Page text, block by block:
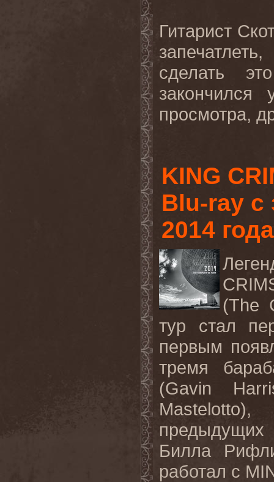
Гитарист
сделать
закончился
просмотра,
KING
Blu-ray с
2014 года
(The
тур стал
первым
тремя
(Gavin
Mastelotto),
предыдущих
Билла
работал с